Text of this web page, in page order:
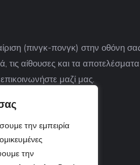
την εμπειρία
την
(πινγκ-πονγκ) στην οθόνη
τις αίθουσες και τα
μαζί μας.